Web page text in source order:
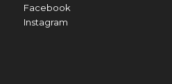
Facebook
Instagram